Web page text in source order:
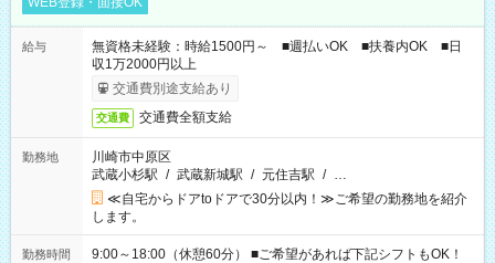
給与
無資格未経験：時給1500円～ ■週払いOK ■扶養内OK ■日
収1万2000円以上
交通費別途支給あり
交通費 交通費全額支給
勤務地
川崎市中原区
武蔵小杉駅 / 武蔵新城駅 / 元住吉駅 / …
≪自宅からドアtoドアで30分以内！≫ご希望の勤務地を紹介
します。
勤務時間
9:00～18:00（休憩60分） ■ご希望があれば下記シフトもOK！